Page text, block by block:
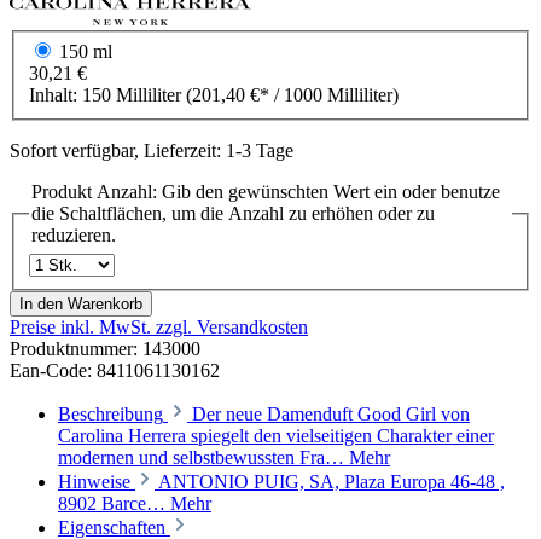
150 ml
30,21 €
Inhalt: 150 Milliliter(201,40 €* / 1000 Milliliter)
Sofort verfügbar, Lieferzeit: 1-3 Tage
Produkt Anzahl: Gib den gewünschten Wert ein oder benutze
die Schaltflächen, um die Anzahl zu erhöhen oder zu
reduzieren.
In den Warenkorb
Preise inkl. MwSt. zzgl. Versandkosten
Produktnummer: 143000
Ean-Code: 8411061130162
Beschreibung
Der neue Damenduft Good Girl von
Carolina Herrera spiegelt den vielseitigen Charakter einer
modernen und selbstbewussten Fra… Mehr
Hinweise
ANTONIO PUIG, SA, Plaza Europa 46-48 ,
8902 Barce… Mehr
Eigenschaften